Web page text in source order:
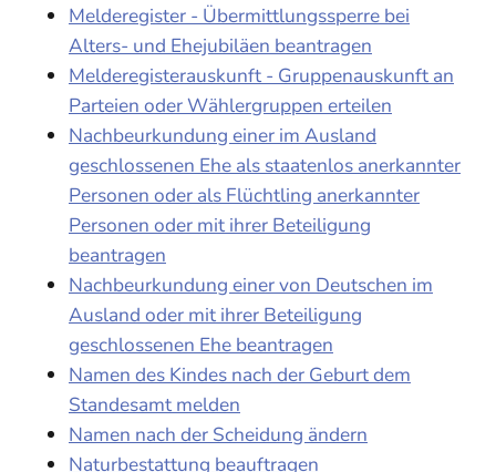
Melderegister - Übermittlungssperre bei
Alters- und Ehejubiläen beantragen
Melderegisterauskunft - Gruppenauskunft an
Parteien oder Wählergruppen erteilen
Nachbeurkundung einer im Ausland
geschlossenen Ehe als staatenlos anerkannter
Personen oder als Flüchtling anerkannter
Personen oder mit ihrer Beteiligung
beantragen
Nachbeurkundung einer von Deutschen im
Ausland oder mit ihrer Beteiligung
geschlossenen Ehe beantragen
Namen des Kindes nach der Geburt dem
Standesamt melden
Namen nach der Scheidung ändern
Naturbestattung beauftragen